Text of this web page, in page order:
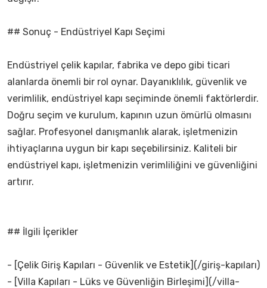
## Sonuç - Endüstriyel Kapı Seçimi
Endüstriyel çelik kapılar, fabrika ve depo gibi ticari
alanlarda önemli bir rol oynar. Dayanıklılık, güvenlik ve
verimlilik, endüstriyel kapı seçiminde önemli faktörlerdir.
Doğru seçim ve kurulum, kapının uzun ömürlü olmasını
sağlar. Profesyonel danışmanlık alarak, işletmenizin
ihtiyaçlarına uygun bir kapı seçebilirsiniz. Kaliteli bir
endüstriyel kapı, işletmenizin verimliliğini ve güvenliğini
artırır.
## İlgili İçerikler
- [Çelik Giriş Kapıları - Güvenlik ve Estetik](/giriş-kapıları)
- [Villa Kapıları - Lüks ve Güvenliğin Birleşimi](/villa-